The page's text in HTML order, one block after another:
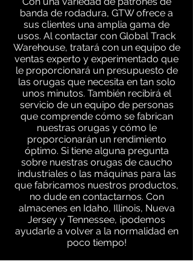
banda de rodadura, GTW ofrece a
sus clientes una amplia gama de
usos. Al contactar con Global Track
Warehouse, tratará con un equipo de
ventas experto y experimentado que
le proporcionará un presupuesto de
las orugas que necesita en tan solo
unos minutos. También recibirá el
servicio de un equipo de personas
que comprende cómo se fabrican
nuestras orugas y cómo le
proporcionarán un rendimiento
óptimo. Si tiene alguna pregunta
sobre nuestras orugas de caucho
industriales o las máquinas para las
que fabricamos nuestros productos,
no dude en contactarnos. Con
almacenes en Idaho, Illinois, Nueva
Jersey y Tennessee, ¡podemos
ayudarle a volver a la normalidad en
poco tiempo!